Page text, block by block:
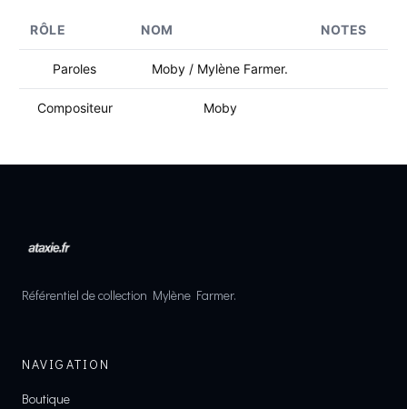
RÔLE NOM NOTES
Paroles Moby / Mylène Farmer.
Compositeur Moby
Référentiel de collection Mylène Farmer.
NAVIGATION
Boutique